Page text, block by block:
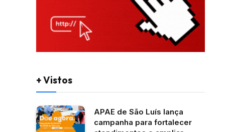
+ Vistos
APAE de São Luís lança
campanha para fortalecer